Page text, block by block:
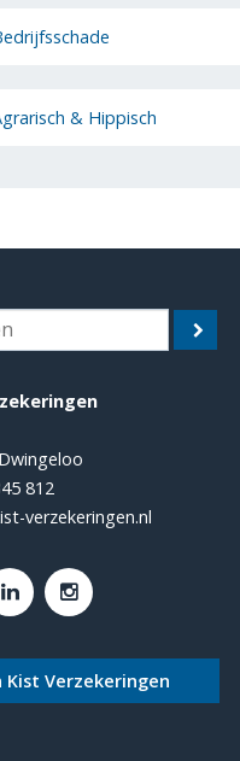
& Hippisch
Dwingeloo
812
verzekeringen.nl
Kist Verzekeringen